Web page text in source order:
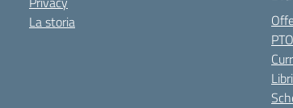
La storia